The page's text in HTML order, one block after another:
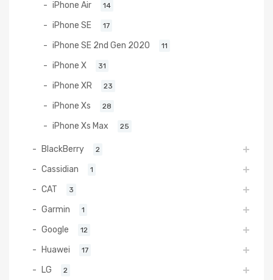
iPhone Air 14
iPhone SE 17
iPhone SE 2nd Gen 2020 11
iPhone X 31
iPhone XR 23
iPhone Xs 28
iPhone Xs Max 25
BlackBerry 2
Cassidian 1
CAT 3
Garmin 1
Google 12
Huawei 17
LG 2